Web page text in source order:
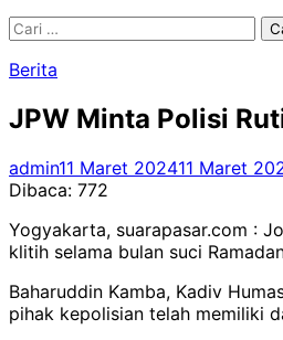
Cari
Berita
JPW Minta Polisi
admin11 Maret 202411 Maret
Dibaca: 772
Yogyakarta, suarapasar.com :
klitih selama bulan suci
Baharuddin Kamba, Kadiv
pihak kepolisian telah memiliki